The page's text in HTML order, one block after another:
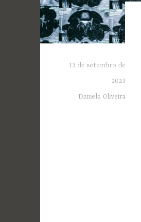
12 de setembro de
2023
Daniela Oliveira